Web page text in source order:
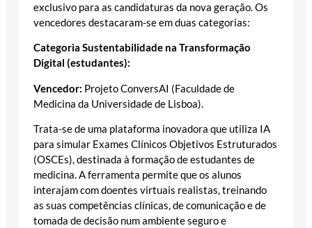
exclusivo para as candidaturas da nova geração. Os
vencedores destacaram-se em duas categorias:
Categoria Sustentabilidade na Transformação
Digital (estudantes):
Vencedor: Projeto ConversAI (Faculdade de
Medicina da Universidade de Lisboa).
Trata-se de uma plataforma inovadora que utiliza IA
para simular Exames Clínicos Objetivos Estruturados
(OSCEs), destinada à formação de estudantes de
medicina. A ferramenta permite que os alunos
interajam com doentes virtuais realistas, treinando
as suas competências clínicas, de comunicação e de
tomada de decisão num ambiente seguro e